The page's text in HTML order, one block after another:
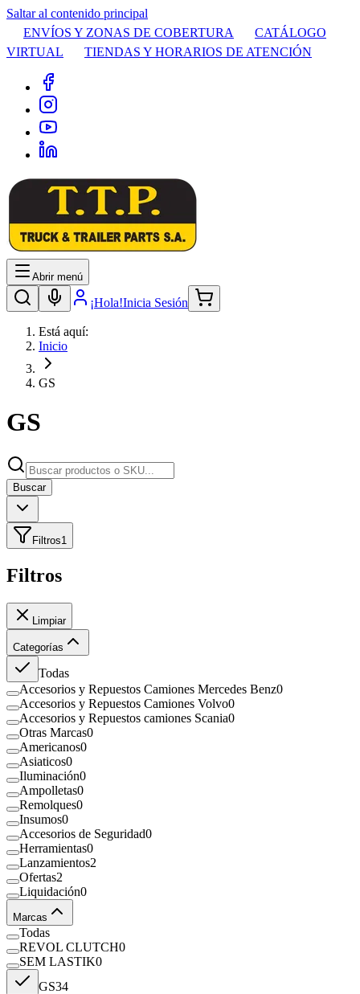
Saltar al contenido principal
ENVÍOS Y ZONAS DE COBERTURA
CATÁLOGO
VIRTUAL
TIENDAS Y HORARIOS DE ATENCIÓN
Abrir menú
¡Hola!Inicia Sesión
Está aquí:
Inicio
GS
GS
Buscar
Filtros1
Filtros
Limpiar
Categorías
Todas
Accesorios y Repuestos Camiones Mercedes Benz0
Accesorios y Repuestos Camiones Volvo0
Accesorios y Repuestos camiones Scania0
Otras Marcas0
Americanos0
Asiaticos0
Iluminación0
Ampolletas0
Remolques0
Insumos0
Accesorios de Seguridad0
Herramientas0
Lanzamientos2
Ofertas2
Liquidación0
Marcas
Todas
REVOL CLUTCH0
SEM LASTIK0
GS34